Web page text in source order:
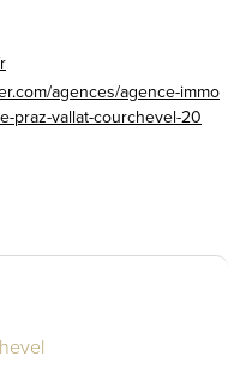
agences/agence-immo
praz-vallat-courchevel-20